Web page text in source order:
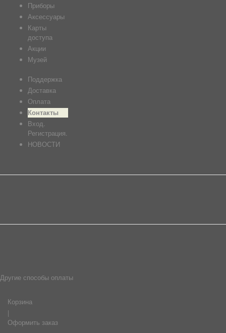
Приборы
Аксессуары
Карты
доступа
Акции
Музей
Поддержка
Доставка
Оплата
Контакты
Вход.
Регистрация.
НОВОСТИ
Другие способы оплаты
Корзина
|
Оформить заказ